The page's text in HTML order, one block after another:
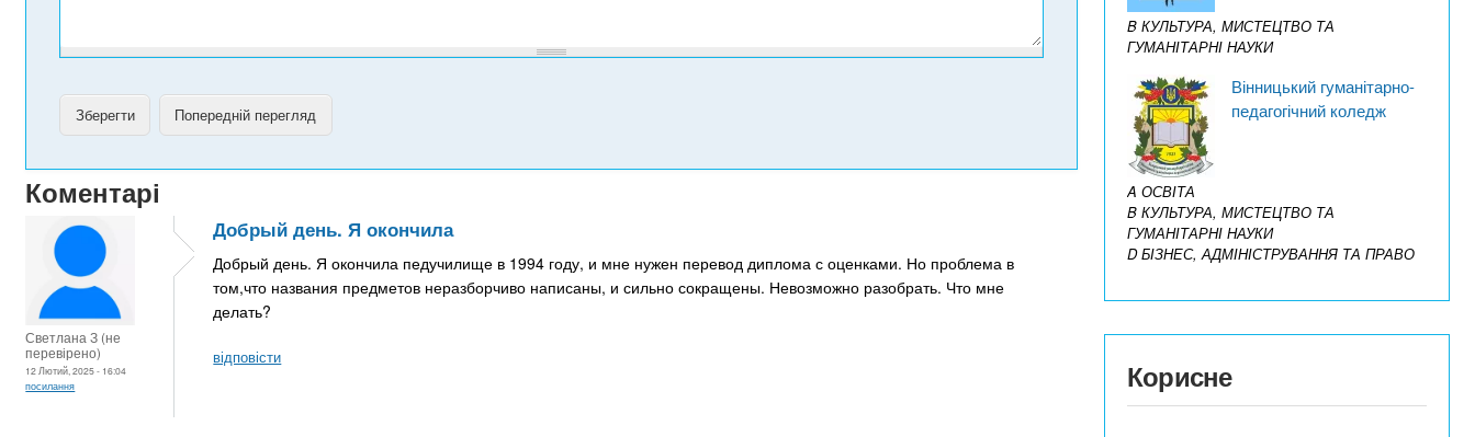
Коментарі
Светлана З (не
перевірено)
12 Лютий, 2025 - 16:04
посилання
Добрый день. Я окончила
Добрый день. Я окончила педучилище в 1994 году, и мне нужен перевод диплома с оценками. Но проблема в
том,что названия предметов неразборчиво написаны, и сильно сокращены. Невозможно разобрать. Что мне
делать?
відповісти
B КУЛЬТУРА, МИСТЕЦТВО ТА
ГУМАНІТАРНІ НАУКИ
Вінницький гуманітарно-
педагогічний коледж
A ОСВІТА
B КУЛЬТУРА, МИСТЕЦТВО ТА
ГУМАНІТАРНІ НАУКИ
D БІЗНЕС, АДМІНІСТРУВАННЯ ТА ПРАВО
Корисне